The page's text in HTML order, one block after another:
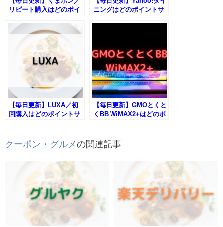
リピート購入はどのポイ
得か！
ニングはどのポイントサ
【毎日更新】LUXA／初
回購入はどのポイントサ
【毎日更新】GMOとくと
くBB WiMAX2+はどのポ
クーポン・グルメの関連記事